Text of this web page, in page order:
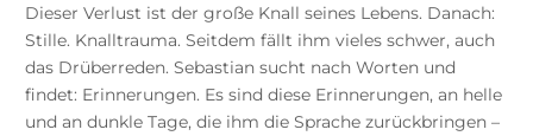
Dieser Verlust ist der große Knall seines Lebens. Danach:
Stille. Knalltrauma. Seitdem fällt ihm vieles schwer, auch
das Drüberreden. Sebastian sucht nach Worten und
findet: Erinnerungen. Es sind diese Erinnerungen, an helle
und an dunkle Tage, die ihm die Sprache zurückbringen –